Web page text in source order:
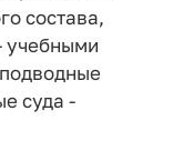
состава,
учебными
суда -